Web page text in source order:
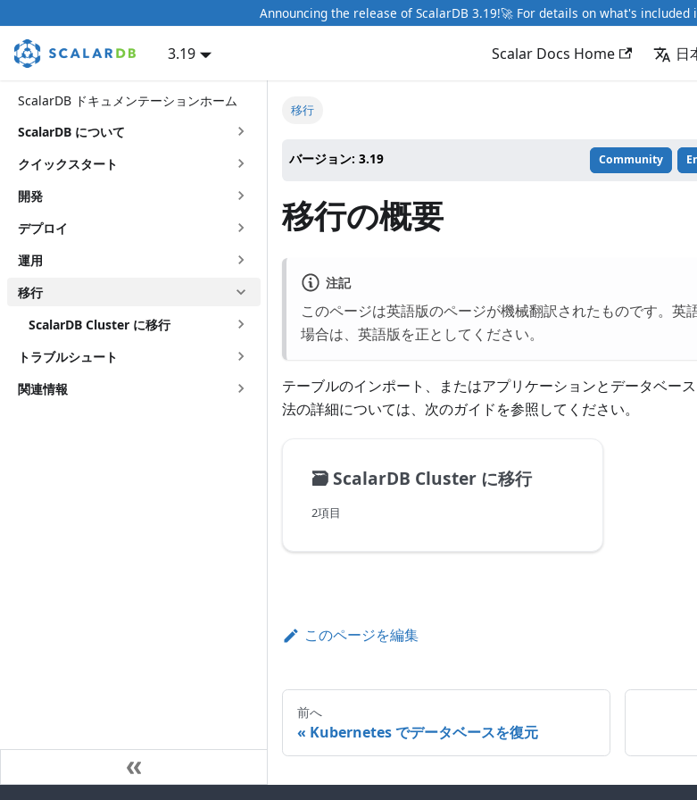
Announcing the release of ScalarDB 3.19!🚀 For details on what's
3.19 Scalar Docs Home 日
ScalarDB ドキュメンテーションホーム
ScalarDB について
クイックスタート
開発
デプロイ
運用
移行
ScalarDB Cluster に移行
トラブルシュート
関連情報
移行
バージョン: 3.19 Community
移行の概要
注記
このページは英語版のページが機械翻訳されたものです。英
場合は、英語版を正としてください。
テーブルのインポート、またはアプリケーションとデータベー
法の詳細については、次のガイドを参照してください。
🗃️ScalarDB Cluster に移行
2項目
このページを編集
前へ
Kubernetes でデータベースを復元